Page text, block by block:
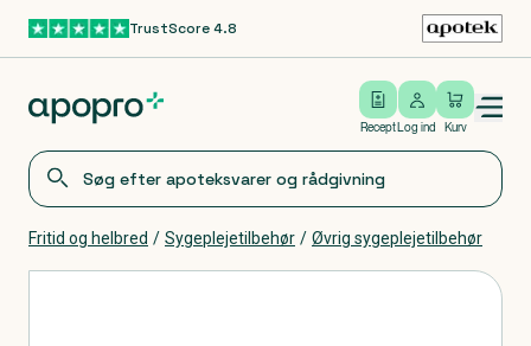
Gå til hovedindholdTrustScore 4.8
Recept
Log ind
Log ind Kurv
Open/close menu
Fritid og helbred / Sygeplejetilbehør / Øvrig sygeplejetilbehør